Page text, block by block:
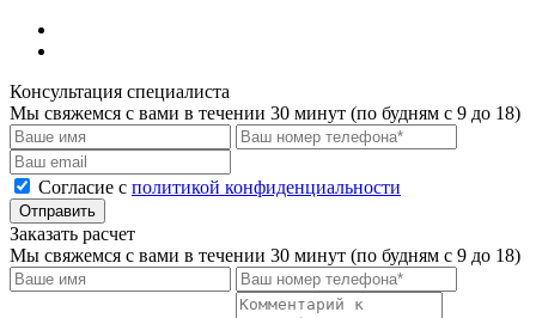
Консультация специалиста
Мы свяжемся с вами в течении 30 минут (по будням с 9 до 18)
Cогласие с политикой конфиденциальности
Отправить
Заказать расчет
Мы свяжемся с вами в течении 30 минут (по будням с 9 до 18)